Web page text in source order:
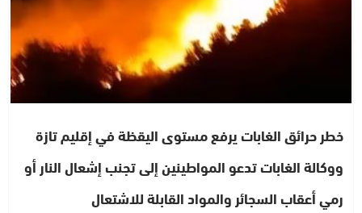
خطر حرائق الغابات يرفع مستوى اليقظة في إقليم تازة
ووكالة الغابات تدعو المواطينين إلى تجنب إشعال النار أو
رمي أعقاب السجائر والمواد القابلة للاشتعال